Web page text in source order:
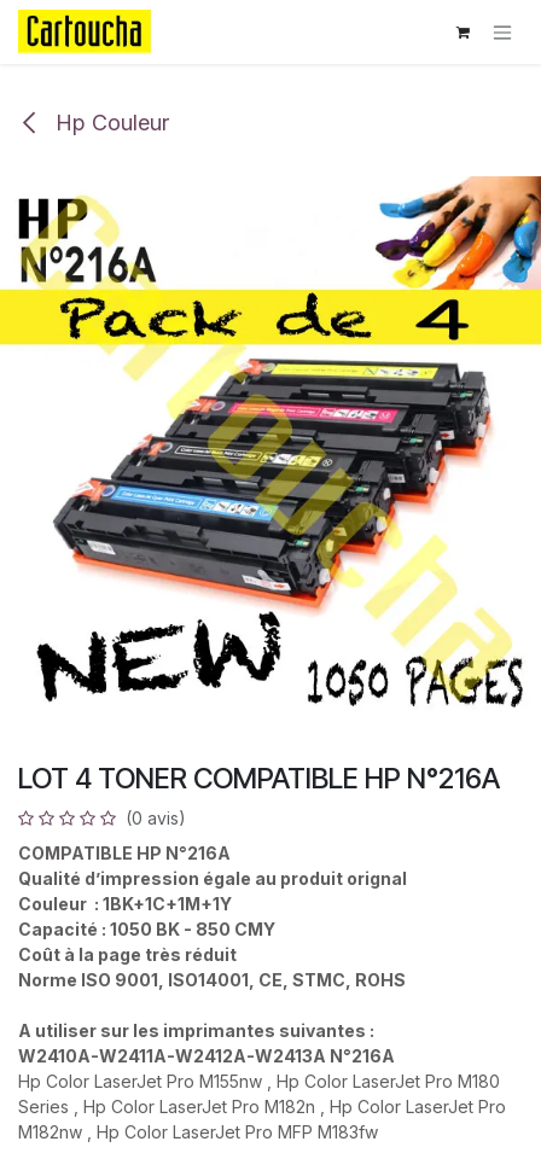
Se rendre au contenu
Hp Couleur
LOT 4 TONER COMPATIBLE HP N°216A
(0 avis)
COMPATIBLE HP N°216A
Qualité d’impression égale au produit orignal
Couleur : 1BK+1C+1M+1Y
Capacité : 1050 BK - 850 CMY
Coût à la page très réduit
Norme ISO 9001, ISO14001, CE, STMC, ROHS
A utiliser sur les imprimantes suivantes :
W2410A-W2411A-W2412A-W2413A N°216A
Hp Color LaserJet Pro M155nw , Hp Color LaserJet Pro M180
Series , Hp Color LaserJet Pro M182n , Hp Color LaserJet Pro
M182nw , Hp Color LaserJet Pro MFP M183fw